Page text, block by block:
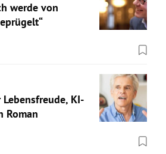
werde von
KI-
Roman